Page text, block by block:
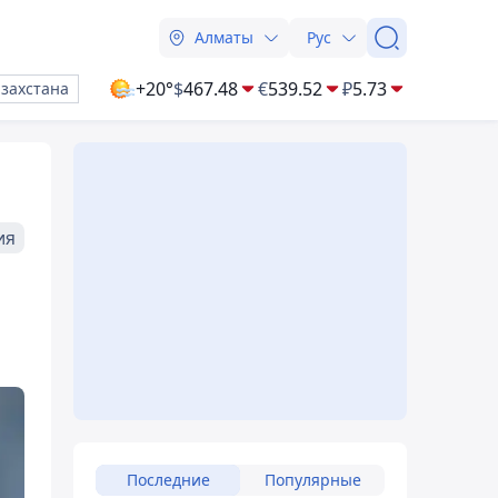
Алматы Рус
+20°$467.48 €539.52 ₽5.73
Последние Популярные